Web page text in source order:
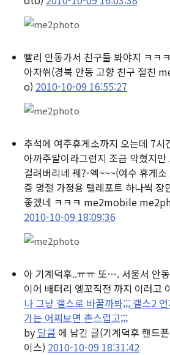
빨리 안동가서 친구들 봐야지 ㅋㅋ
아자쒸(경북 안동 고향 친구 절친
o) 2010-10-09 16:55:27
추석에 여주휴게소까지 오는데 7시
아까주말이라그런지 조금 막혔지
걸려버리네 꿰?-엑~~~(여수 휴게
증 명절 가정용 텔레포트 하나씩 장
좋겠네 ㅋㅋㅋ me2mobile
2010-10-09 18:09:36
아 기계덕후..ㅠㅠ 또…. 서울서 안
이어 배터리 엥꼬직전 까지 이러고
나 그냥 갤스로 바꿀까봐;;; 갤스2
가는 어찌보면 촌스럽고;;;
by 달콤 에 남긴 글(기계덕후 핸드
이스) 2010-10-09 18:31:42